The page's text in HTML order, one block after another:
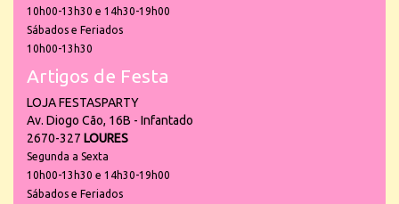
10h00-13h30 e 14h30-19h00
Sábados e Feriados
10h00-13h30
Artigos de Festa
LOJA FESTASPARTY
Av. Diogo Cão, 16B - Infantado
2670-327 LOURES
Segunda a Sexta
10h00-13h30 e 14h30-19h00
Sábados e Feriados